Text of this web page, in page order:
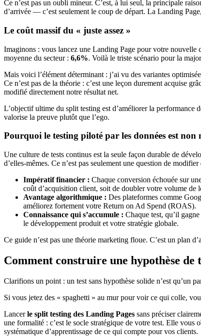
Ce n’est pas un oubli mineur. C’est, à lui seul, la principale
d’arrivée — c’est seulement le coup de départ. La Landing
Le coût massif du « juste assez »
Imaginons : vous lancez une Landing Page pour votre nouvelle
moyenne du secteur : 6,6%. Voilà le triste scénario pour la
Mais voici l’élément déterminant : j’ai vu des variantes
Ce n’est pas de la théorie : c’est une leçon durement acquise
modifié directement notre résultat net.
L’objectif ultime du split testing est d’améliorer la performance
valorise la preuve plutôt que l’ego.
Pourquoi le testing piloté par les données est non
Une culture de tests continus est la seule façon durable de
d’elles-mêmes. Ce n’est pas seulement une question de
Impératif financier : Chaque conversion échouée sur
coût d’acquisition client, soit de doubler votre volume de
Avantage algorithmique : Des plateformes comme
améliorez fortement votre Return on Ad Spend (ROAS).
Connaissance qui s’accumule : Chaque test, qu’il
le développement produit et votre stratégie globale.
Ce guide n’est pas une théorie marketing floue. C’est un plan
Comment construire une hypothèse de
Clarifions un point : un test sans hypothèse solide n’est qu’un
Si vous jetez des « spaghetti » au mur pour voir ce qui colle,
Lancerle split testing des Landing Pages sans préciser
une formalité : c’est le socle stratégique de votre test. Elle vous
systématique d’apprentissage de ce qui compte pour vos clients.